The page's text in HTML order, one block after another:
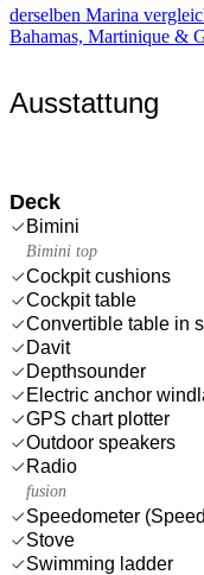
derselben Marina
Bahamas, Martinique &
Ausstattung
Deck
Bimini
Bimini top
Cockpit cushions
Cockpit table
Convertible table in
Davit
Depthsounder
Electric anchor
GPS chart plotter
Outdoor speakers
Radio
fusion
Speedometer
Stove
Swimming ladder